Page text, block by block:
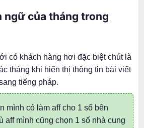
ngữ của tháng trong
có khách hàng hơi đặc biệt chút là
tháng khi hiển thị thông tin bài viết
tiếng pháp.
mình có làm aff cho 1 số bên
aff mình cũng chọn 1 số nhà cung